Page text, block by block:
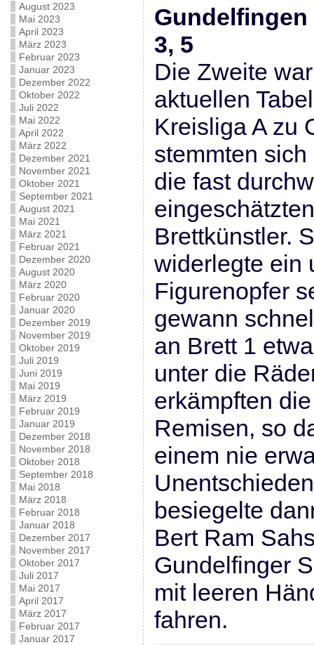
August 2023
Mai 2023
April 2023
März 2023
Februar 2023
Januar 2023
Dezember 2022
Oktober 2022
Juli 2022
Mai 2022
April 2022
März 2022
Dezember 2021
November 2021
Oktober 2021
September 2021
August 2021
Mai 2021
März 2021
Februar 2021
Dezember 2020
August 2020
März 2020
Februar 2020
Januar 2020
Dezember 2019
November 2019
Oktober 2019
Juli 2019
Juni 2019
Mai 2019
März 2019
Februar 2019
Januar 2019
Dezember 2018
November 2018
Oktober 2018
September 2018
Mai 2018
März 2018
Februar 2018
Januar 2018
Dezember 2017
November 2017
Oktober 2017
Juli 2017
Mai 2017
April 2017
März 2017
Februar 2017
Januar 2017
Gundelfingen
3, 5
Die Zweite
aktuellen
Kreisliga A zu
stemmten
die fast
Brettkünstler.
widerlegte ein
Figurenopfer
gewann
an Brett 1
unter die
erkämpften
Remisen, so
einem nie
besiegelte
Bert Ram
Gundelfinger
mit leeren
fahren.